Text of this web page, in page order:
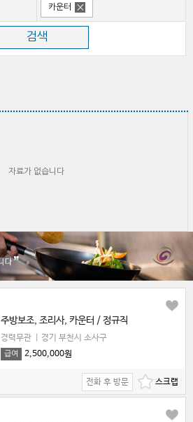
카운터
자료가 없습니다
주방보조, 조리사, 카운터 / 정규직
경력무관 경기 부천시 소사구
급여 2,500,000원
전화 후 방문